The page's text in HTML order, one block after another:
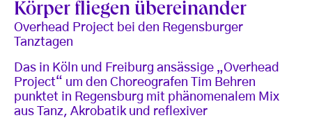
Körper fliegen übereinander
Overhead Project bei den Regensburger
Tanztagen
Das in Köln und Freiburg ansässige „Overhead
Project“ um den Choreografen Tim Behren
punktet in Regensburg mit phänomenalem Mix
aus Tanz, Akrobatik und reflexiver